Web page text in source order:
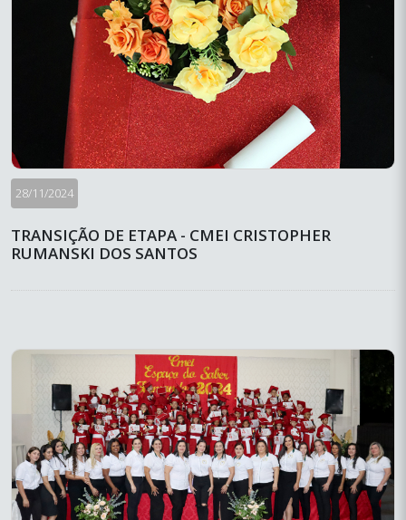
28/11/2024
TRANSIÇÃO DE ETAPA - CMEI CRISTOPHER
RUMANSKI DOS SANTOS